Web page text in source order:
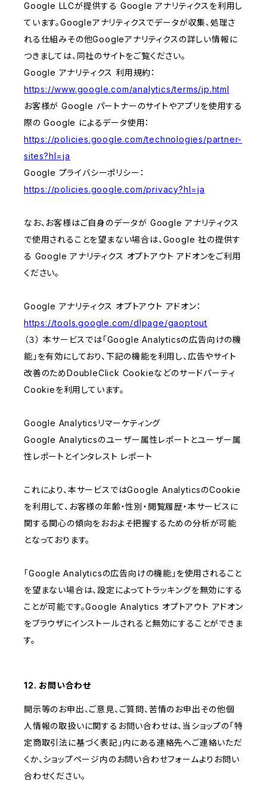
Google LLCが提供する Google アナリティクスを利用し
ています。Googleアナリティクスでデータが収集、処理さ
れる仕組みその他Googleアナリティクスの詳しい情報に
つきましては、同社のサイトをご覧ください。
Google アナリティクス 利用規約：
https://www.google.com/analytics/terms/jp.html
お客様が Google パートナーのサイトやアプリを使用する
際の Google によるデータ使用：
https://policies.google.com/technologies/partner-
sites?hl=ja
Google プライバシーポリシー：
https://policies.google.com/privacy?hl=ja
なお、お客様はご自身のデータが Google アナリティクス
で使用されることを望まない場合は、Google 社の提供す
る Google アナリティクス オプトアウト アドオンをご利用
ください。
Google アナリティクス オプトアウト アドオン：
https://tools.google.com/dlpage/gaoptout
（３） 本サービスでは「Google Analyticsの広告向けの機
能」を有効にしており、下記の機能を利用し、広告やサイト
改善のためDoubleClick Cookieなどのサードパーティ
Cookieを利用しています。
Google Analyticsリマーケティング
Google Analyticsのユーザー属性レポートとユーザー属
性レポートとインタレスト レポート
これにより、本サービスではGoogle AnalyticsのCookie
を利用して、お客様の年齢・性別・閲覧履歴・本サービスに
関する関心の傾向をおおよそ把握するための分析が可能
となっております。
「Google Analyticsの広告向けの機能」を使用されること
を望まない場合は、設定によってトラッキングを無効にする
ことが可能です。Google Analytics オプトアウト アドオン
をブラウザにインストールされると無効にすることができま
す。
12. お問い合わせ
開示等のお申出、ご意見、ご質問、苦情のお申出その他個
人情報の取扱いに関するお問い合わせは、当ショップの「特
定商取引法に基づく表記」内にある連絡先へご連絡いただ
くか、ショップページ内のお問い合わせフォームよりお問い
合わせください。